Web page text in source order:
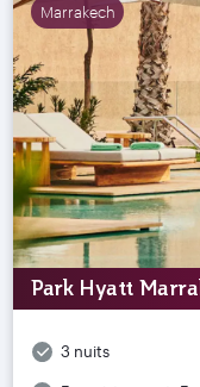
Marrakech
Park Hyatt
3 nuits